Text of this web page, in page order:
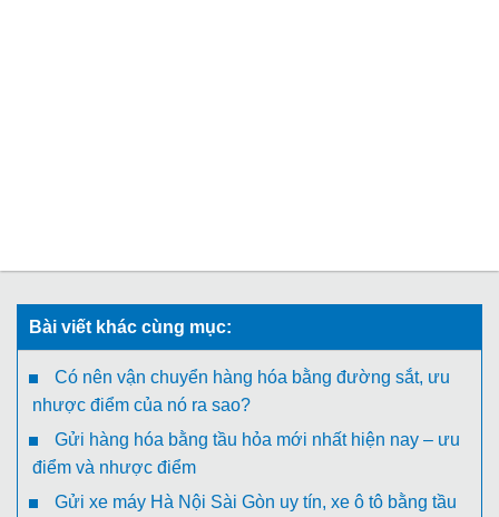
Bài viết khác cùng mục:
Có nên vận chuyển hàng hóa bằng đường sắt, ưu
nhược điểm của nó ra sao?
Gửi hàng hóa bằng tầu hỏa mới nhất hiện nay – ưu
điểm và nhược điểm
Gửi xe máy Hà Nội Sài Gòn uy tín, xe ô tô bằng tầu